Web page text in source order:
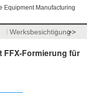
Equipment Manufacturing
Werksbesichtigung>>
FFX-Formierung für